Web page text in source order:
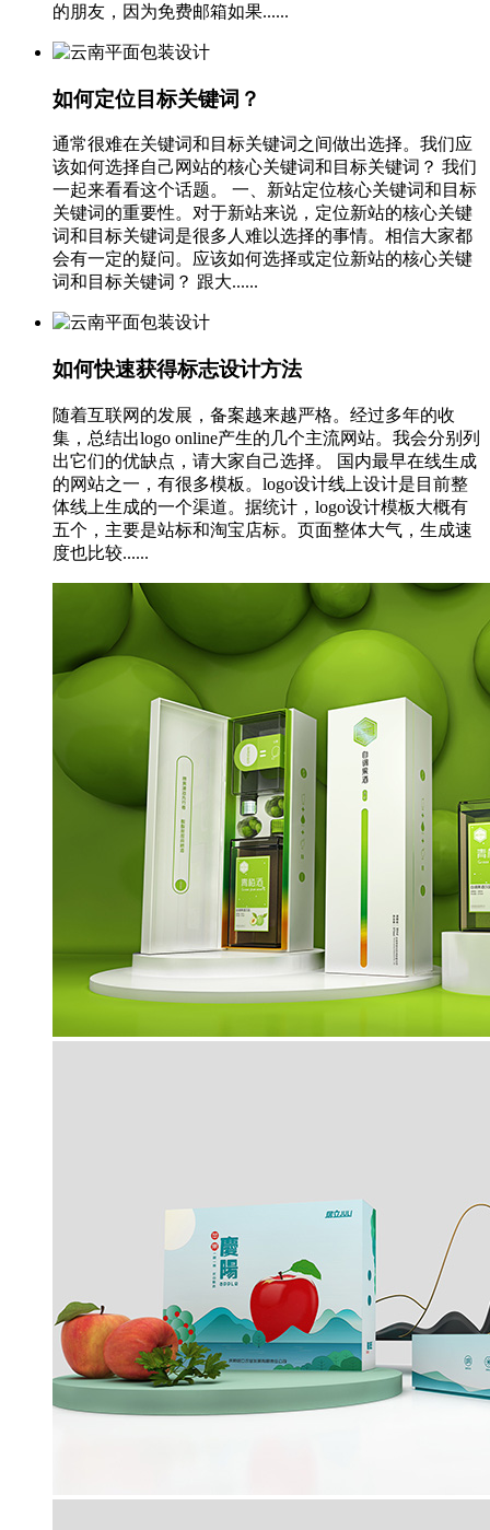
的朋友，因为免费邮箱如果......
如何定位目标关键词？
通常很难在关键词和目标关键词之间做出选择。我们应
该如何选择自己网站的核心关键词和目标关键词？ 我们
一起来看看这个话题。 一、新站定位核心关键词和目标
关键词的重要性。对于新站来说，定位新站的核心关键
词和目标关键词是很多人难以选择的事情。相信大家都
会有一定的疑问。应该如何选择或定位新站的核心关键
词和目标关键词？ 跟大......
如何快速获得标志设计方法
随着互联网的发展，备案越来越严格。经过多年的收
集，总结出logo online产生的几个主流网站。我会分别列
出它们的优缺点，请大家自己选择。 国内最早在线生成
的网站之一，有很多模板。logo设计线上设计是目前整
体线上生成的一个渠道。据统计，logo设计模板大概有
五个，主要是站标和淘宝店标。页面整体大气，生成速
度也比较......